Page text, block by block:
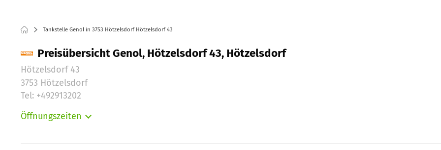
Tankstelle Genol in 3753 Hötzelsdorf Hötzelsdorf 43
Preisübersicht Genol, Hötzelsdorf 43, Hötzelsdorf
Hötzelsdorf 43
3753 Hötzelsdorf
Tel: +492913202
Öffnungszeiten